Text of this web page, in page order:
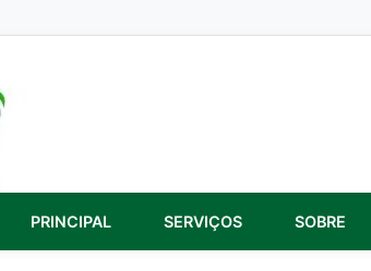
PRINCIPAL SERVIÇOS SOBRE